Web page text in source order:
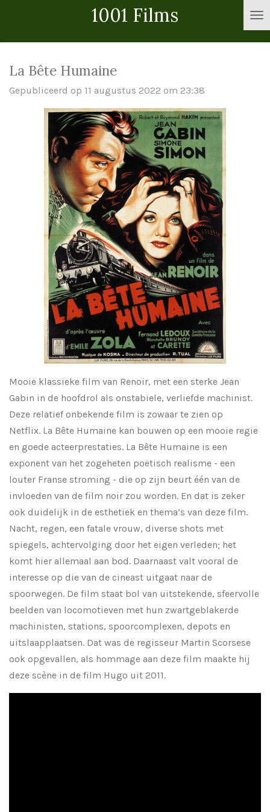
hoofdinhoud
1001 Films
La Bête Humaine
Gepubliceerd op 11 augustus 2022 om 23:38
Mooie klassieke film van Renoir, met een sterke Jean
Gabin in de hoofdrol als onstabiele, verliefde machinist.
Deze relatief onbekende film is zowaar te zien op
Netflix. La Bête Humaine kan bouwen op een mooie regie
en goede acteerprestaties. La Bête Humaine is een
exponent van het zogeheten poëtisch realisme - een
louter Franse stroming - die op zijn beurt één van de
invloeden van de film noir zou worden. En dat is zeker
ook duidelijk in de esthetiek en thema’s van deze film.
Nacht, regen, een fatale vrouw, diverse shots met
spiegels, achtervolging door het eigen verleden; het
komt hier allemaal aan bod. Daarnaast valt vooral de
interesse op die van de cineast uitgaat naar de
spoorwegen. De film staat bol van uitstekende, sfeervolle
beelden van locomotieven met hun zwartgeblakerde
machinisten, stations, spoorcomplexen, depots en
uitslaapplaatsen. Dat was de regisseur Martin Scorsese
ook opgevallen, als hommage aan deze film maakte hij
deze scène in de film Hugo uit 2011.